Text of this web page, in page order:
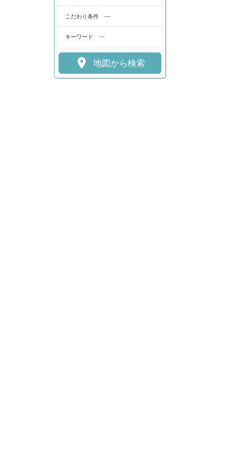
こだわり条件 ---
キーワード ---
 地図から検索